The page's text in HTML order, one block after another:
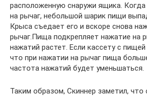
расположенную снаружи ящика.
на рычаг, небольшой шарик пищи
Крыса съедает его и вскоре снова
рычаг.Пища подкрепляет нажатие на
нажатий растет. Если кассету с
что при нажатии на рычаг пища
частота нажатий будет уменьшаться.
Таким образом, Скиннер заметил, что